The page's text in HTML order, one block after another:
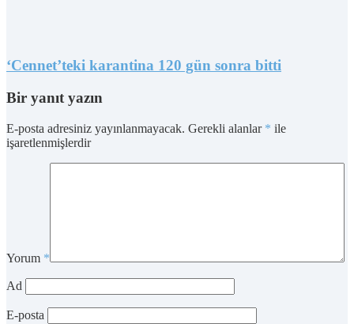
‘Cennet’teki karantina 120 gün sonra bitti
Bir yanıt yazın
E-posta adresiniz yayınlanmayacak. Gerekli alanlar * ile
işaretlenmişlerdir
Yorum *
Ad
E-posta